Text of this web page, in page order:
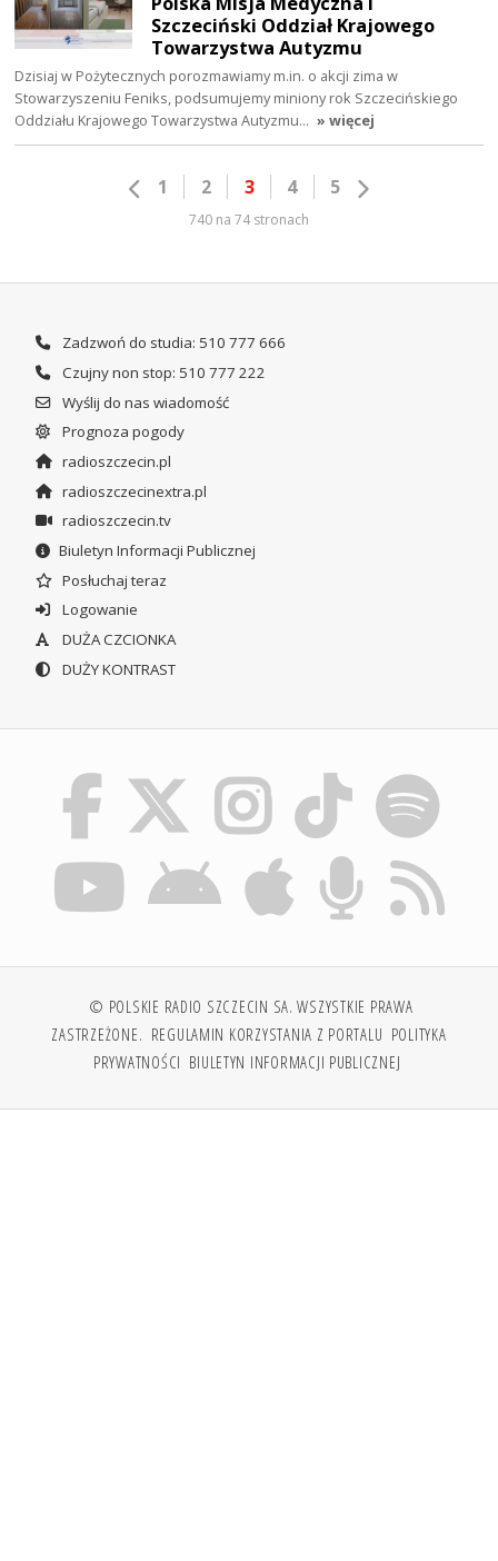
Szczeciński Oddział Krajowego
Towarzystwa Autyzmu
Dzisiaj w Pożytecznych porozmawiamy m.in. o akcji zima w
Stowarzyszeniu Feniks, podsumujemy miniony rok Szczecińskiego
Oddziału Krajowego Towarzystwa Autyzmu… » więcej
1 2 3 4 5
740 na 74 stronach
Zadzwoń do studia: 510 777 666
Czujny non stop: 510 777 222
Wyślij do nas wiadomość
Prognoza pogody
radioszczecin.pl
radioszczecinextra.pl
radioszczecin.tv
Biuletyn Informacji Publicznej
Posłuchaj teraz
Logowanie
DUŻA CZCIONKA
DUŻY KONTRAST
© POLSKIE RADIO SZCZECIN SA. WSZYSTKIE PRAWA
ZASTRZEŻONE. REGULAMIN KORZYSTANIA Z PORTALU POLITYKA
PRYWATNOŚCI BIULETYN INFORMACJI PUBLICZNEJ